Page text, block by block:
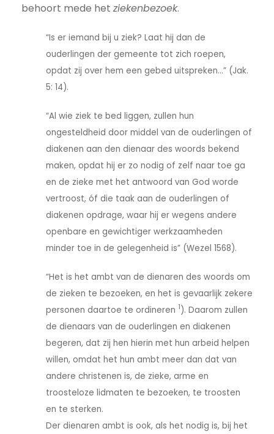
behoort mede het ziekenbezoek.
“Is er iemand bij u ziek? Laat hij dan de
ouderlingen der gemeente tot zich roepen,
opdat zij over hem een gebed uitspreken…” (Jak.
5: 14).
“Al wie ziek te bed liggen, zullen hun
ongesteldheid door middel van de ouderlingen of
diakenen aan den dienaar des woords bekend
maken, opdat hij er zo nodig of zelf naar toe ga
en de zieke met het antwoord van God worde
vertroost, óf die taak aan de ouderlingen of
diakenen opdrage, waar hij er wegens andere
openbare en gewichtiger werkzaamheden
minder toe in de gelegenheid is” (Wezel 1568).
“Het is het ambt van de dienaren des woords om
de zieken te bezoeken, en het is gevaarlijk zekere
personen daartoe te ordineren 1). Daarom zullen
de dienaars van de ouderlingen en diakenen
begeren, dat zij hen hierin met hun arbeid helpen
willen, omdat het hun ambt meer dan dat van
andere christenen is, de zieke, arme en
troosteloze lidmaten te bezoeken, te troosten
en te sterken.
Der dienaren ambt is ook, als het nodig is, bij het